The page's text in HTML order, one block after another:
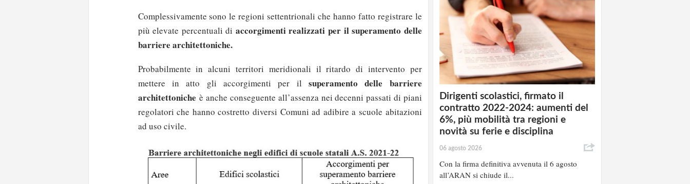
Complessivamente sono le regioni settentrionali che hanno fatto registrare le
più elevate percentuali di accorgimenti realizzati per il superamento delle
barriere architettoniche.
Probabilmente in alcuni territori meridionali il ritardo di intervento per
mettere in atto gli accorgimenti per il superamento delle barriere
architettoniche è anche conseguente all’assenza nei decenni passati di piani
regolatori che hanno costretto diversi Comuni ad adibire a scuole abitazioni
ad uso civile.
Dirigenti scolastici, firmato il
contratto 2022-2024: aumenti del
6%, più mobilità tra regioni e
novità su ferie e disciplina
06 agosto 2026
Con la firma definitiva avvenuta il 6 agosto
all’ARAN si chiude il...